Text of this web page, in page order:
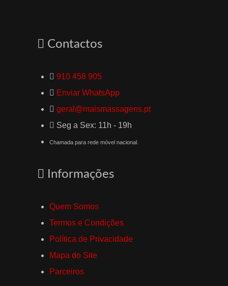
Contactos
910 458 905
Enviar WhatsApp
geral@maismassagens.pt
Seg a Sex: 11h - 19h
Chamada para rede móvel nacional.
Informações
Quem Somos
Termos e Condições
Política de Privacidade
Mapa do Site
Parceiros